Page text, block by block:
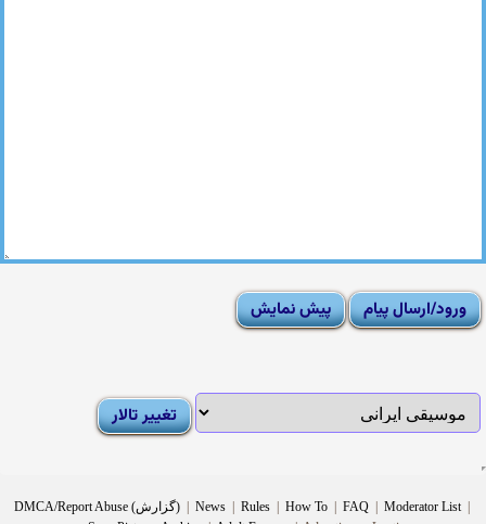
DMCA/Report Abuse (گزارش) | News | Rules | How To | FAQ | Moderator List |